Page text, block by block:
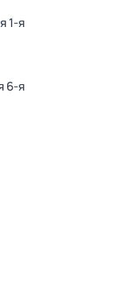
1-я
6-я